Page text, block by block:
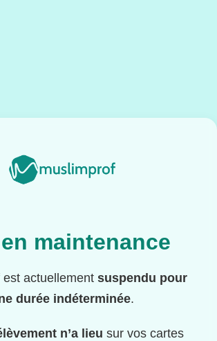
maintenance
est actuellement suspendu pour
durée indéterminée.
n’a lieu sur vos cartes